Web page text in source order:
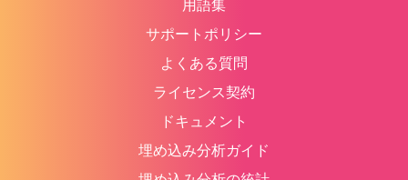
用語集
サポートポリシー
よくある質問
ライセンス契約
ドキュメント
埋め込み分析ガイド